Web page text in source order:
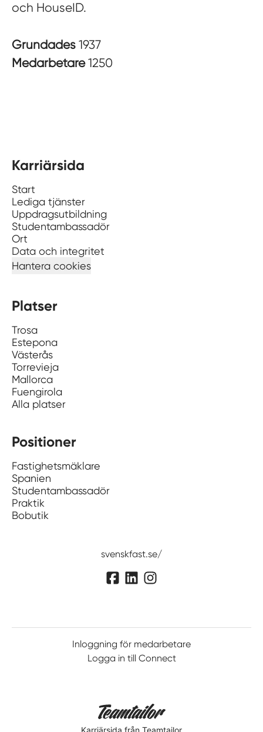
och HouseID.
Grundades 1937
Medarbetare1250
Karriärsida
Start
Lediga tjänster
Uppdragsutbildning
Studentambassadör
Ort
Data och integritet
Hantera cookies
Platser
Trosa
Estepona
Västerås
Torrevieja
Mallorca
Fuengirola
Alla platser
Positioner
Fastighetsmäklare
Spanien
Studentambassadör
Praktik
Bobutik
svenskfast.se/
Inloggning för medarbetare
Logga in till Connect
Karriärsida från Teamtailor